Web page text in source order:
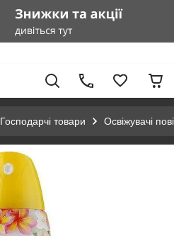
Господарчі товари Освіжувачі